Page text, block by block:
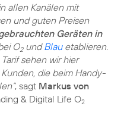
allen Kanälen mit
und guten Preisen
Geräten in
O2undBlauetablieren.
sehen wir hier
die beim Handy-
, sagt Markus von
& Digital Life O2